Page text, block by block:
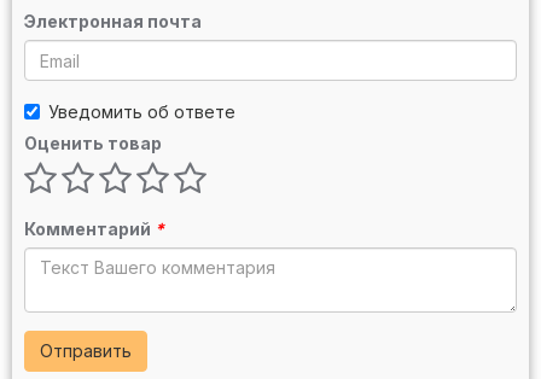
Электронная почта
Уведомить об ответе
Оценить товар
Комментарий *
Отправить